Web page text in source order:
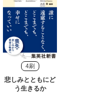
4刷
悲しみとともにど
う生きるか